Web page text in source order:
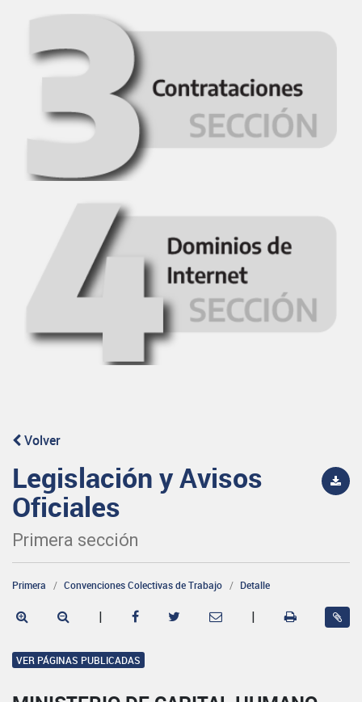
Volver
Legislación y Avisos
Oficiales
Primera sección
Primera Convenciones Colectivas de Trabajo Detalle
| |
VER PÁGINAS PUBLICADAS